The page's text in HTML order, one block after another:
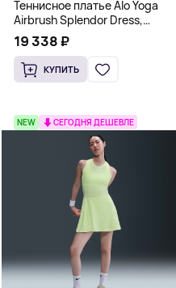
Теннисное платье Alo Yoga
Airbrush Splendor Dress,
красный
19 338 ₽
КУПИТЬ
NEW СЕГОДНЯ ДЕШЕВЛЕ